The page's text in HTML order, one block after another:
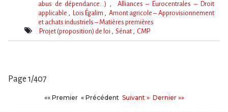
Thèmes(s)
abus de dépendance…)
Alliances – Eurocentrales – Droit
applicable
Lois Égalim
Amont agricole – Approvisionnement
et achats industriels – Matières premières
Mot(s)-
Projet (proposition) de loi Sénat CMP
Page 1/407
«« PremierPremier
« PrécédentPrécédent
Suivant
Suivant » Dernier
Dernier »»